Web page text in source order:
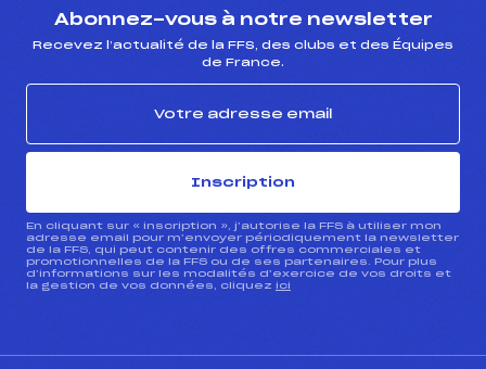
Abonnez-vous à notre newsletter
Recevez l’actualité de la FFS, des clubs et des Équipes
de France.
Inscription
En cliquant sur « inscription », j’autorise la FFS à utiliser mon
adresse email pour m’envoyer périodiquement la newsletter
de la FFS, qui peut contenir des offres commerciales et
promotionnelles de la FFS ou de ses partenaires. Pour plus
d’informations sur les modalités d’exercice de vos droits et
la gestion de vos données, cliquez ici